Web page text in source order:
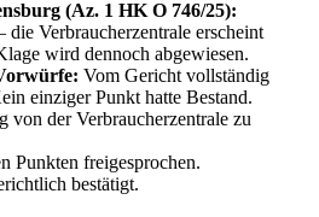
(Az. 1 HK O 746/25):
Verbraucherzentrale erscheint
wird dennoch abgewiesen.
Vom Gericht vollständig
einziger Punkt hatte Bestand.
von der Verbraucherzentrale zu
Punkten freigesprochen.
bestätigt.